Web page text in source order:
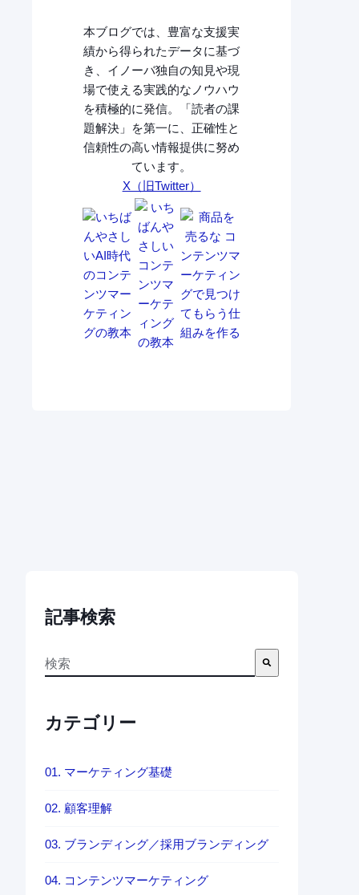
本ブログでは、豊富な支援実
績から得られたデータに基づ
き、イノーバ独自の知見や現
場で使える実践的なノウハウ
を積極的に発信。「読者の課
題解決」を第一に、正確性と
信頼性の高い情報提供に努め
ています。
X（旧Twitter）
記事検索
これは、自動候補機能付きの検索フィールドです。
カテゴリー
01. マーケティング基礎
02. 顧客理解
03. ブランディング／採用ブランディング
04. コンテンツマーケティング